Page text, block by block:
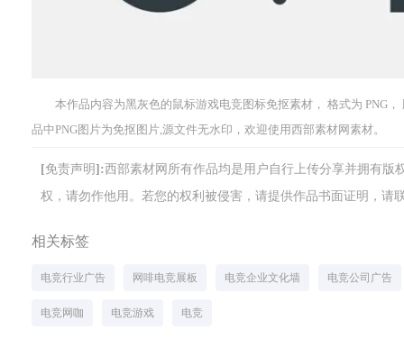
本作品内容为黑灰色的鼠标游戏电竞图标免抠素材， 格式为 PNG
品中PNG图片为免抠图片,源文件无水印，欢迎使用西部素材网素材。
[免责声明]:西部素材网所有作品均是用户自行上传分享并拥有版
权，请勿作他用。若您的权利被侵害，请提供作品书面证明，请
相关标签
电竞行业广告 网啡电竞展板 电竞企业文化墙 电竞公司广告
电竞网咖 电竞游戏 电竞